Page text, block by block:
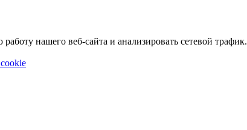
нашего веб-сайта и анализировать сетевой трафик.